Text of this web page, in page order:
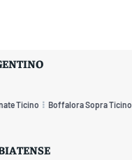
Ticino Boffalora Sopra Ticino